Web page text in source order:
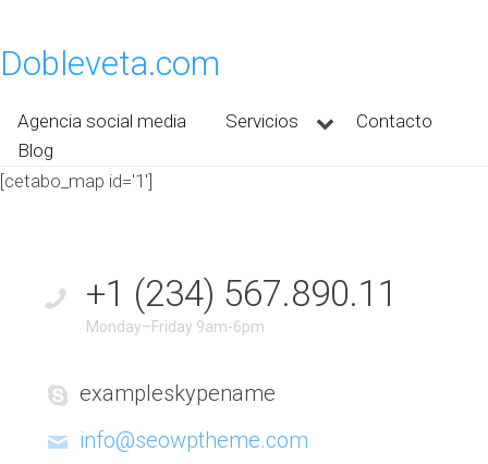
Dobleveta.com
Agencia social media Servicios
Contacto
Blog
[cetabo_map id='1']
+1 (234) 567.890.11
Monday–Friday 9am-6pm
exampleskypename
info@seowptheme.com